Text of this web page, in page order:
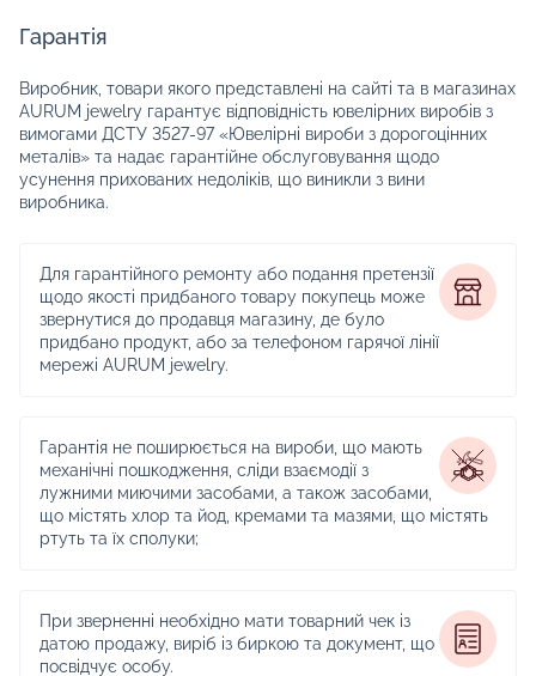
Гарантія
Виробник, товари якого представлені на сайті та в магазинах
AURUM jewelry гарантує відповідність ювелірних виробів з
вимогами ДСТУ 3527-97 «Ювелірні вироби з дорогоцінних
металів» та надає гарантійне обслуговування щодо
усунення прихованих недоліків, що виникли з вини
виробника.
Для гарантійного ремонту або подання претензії
щодо якості придбаного товару покупець може
звернутися до продавця магазину, де було
придбано продукт, або за телефоном гарячої лінії
мережі AURUM jewelry.
Гарантія не поширюється на вироби, що мають
механічні пошкодження, сліди взаємодії з
лужними миючими засобами, а також засобами,
що містять хлор та йод, кремами та мазями, що містять
ртуть та їх сполуки;
При зверненні необхідно мати товарний чек із
датою продажу, виріб із биркою та документ, що
посвідчує особу.